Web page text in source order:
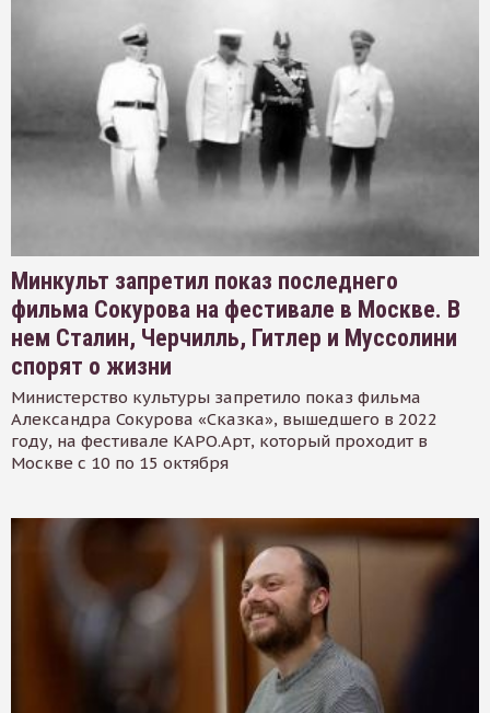
Минкульт запретил показ последнего
фильма Сокурова на фестивале в Москве. В
нем Сталин, Черчилль, Гитлер и Муссолини
спорят о жизни
Министерство культуры запретило показ фильма
Александра Сокурова «Сказка», вышедшего в 2022
году, на фестивале КАРО.Арт, который проходит в
Москве с 10 по 15 октября